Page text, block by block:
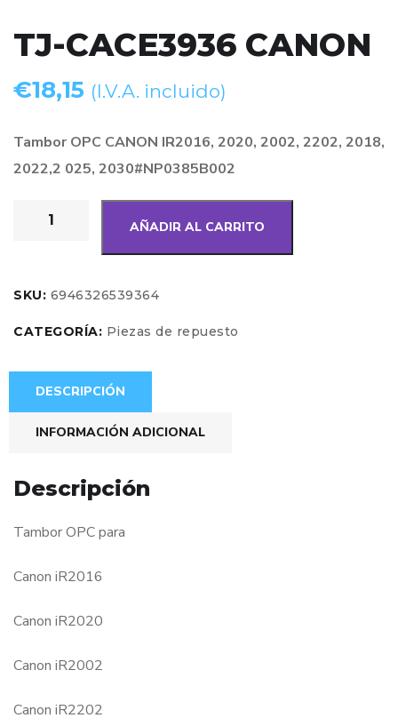
TJ-CACE3936 CANON
€18,15 (I.V.A. incluido)
Tambor OPC CANON IR2016, 2020, 2002, 2202, 2018,
2022,2 025, 2030#NP0385B002
AÑADIR AL CARRITO
SKU: 6946326539364
CATEGORÍA: Piezas de repuesto
DESCRIPCIÓN
INFORMACIÓN ADICIONAL
Descripción
Tambor OPC para
Canon iR2016
Canon iR2020
Canon iR2002
Canon iR2202